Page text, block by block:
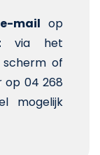
e-mail op
via het
of
op 04 268
mogelijk